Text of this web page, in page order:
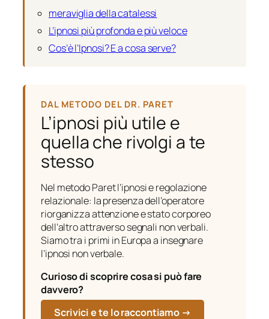
meraviglia della catalessi
L’ipnosi più profonda e più veloce
Cos’è l’Ipnosi? E a cosa serve?
DAL METODO DEL DR. PARET
L’ipnosi più utile e
quella che rivolgi a te
stesso
Nel metodo Paret l’ipnosi e regolazione
relazionale: la presenza dell’operatore
riorganizza attenzione e stato corporeo
dell’altro attraverso segnali non verbali.
Siamo tra i primi in Europa a insegnare
l’ipnosi non verbale.
Curioso di scoprire cosa si può fare
davvero?
Scrivici e te lo raccontiamo →